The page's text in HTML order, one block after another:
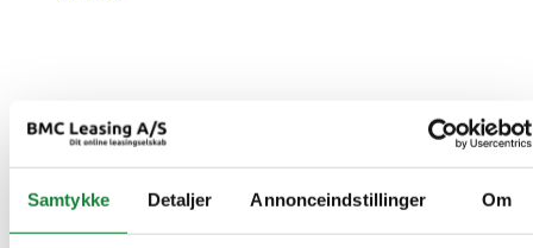
Samtykke Detaljer Annonceindstillinger Om